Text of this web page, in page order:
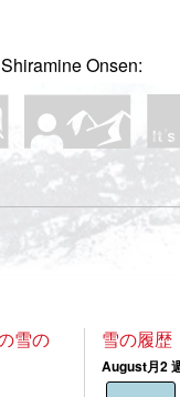
Onsen:
雪の
雪の履歴
August月2